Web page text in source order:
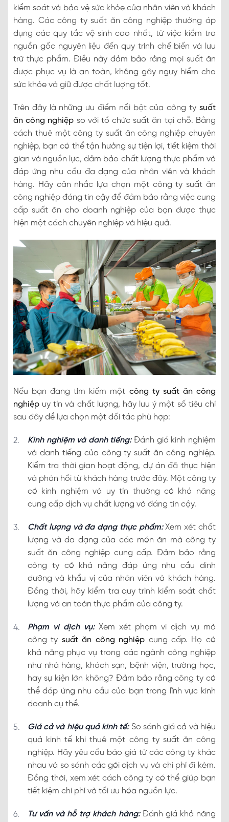
kiểm soát và bảo vệ sức khỏe của nhân viên và khách
hàng. Các công ty suất ăn công nghiệp thường áp
dụng các quy tắc vệ sinh cao nhất, từ việc kiểm tra
nguồn gốc nguyên liệu đến quy trình chế biến và lưu
trữ thực phẩm. Điều này đảm bảo rằng mọi suất ăn
được phục vụ là an toàn, không gây nguy hiểm cho
sức khỏe và giữ được chất lượng tốt.
Trên đây là những ưu điểm nổi bật của công ty suất
ăn công nghiệp so với tổ chức suất ăn tại chỗ. Bằng
cách thuê một công ty suất ăn công nghiệp chuyên
nghiệp, bạn có thể tận hưởng sự tiện lợi, tiết kiệm thời
gian và nguồn lực, đảm bảo chất lượng thực phẩm và
đáp ứng nhu cầu đa dạng của nhân viên và khách
hàng. Hãy cân nhắc lựa chọn một công ty suất ăn
công nghiệp đáng tin cậy để đảm bảo rằng việc cung
cấp suất ăn cho doanh nghiệp của bạn được thực
hiện một cách chuyên nghiệp và hiệu quả.
Nếu bạn đang tìm kiếm một công ty suất ăn công
nghiệp uy tín và chất lượng, hãy lưu ý một số tiêu chí
sau đây để lựa chọn một đối tác phù hợp:
Kinh nghiệm và danh tiếng:Đánh giá kinh nghiệm
và danh tiếng của công ty suất ăn công nghiệp.
Kiểm tra thời gian hoạt động, dự án đã thực hiện
và phản hồi từ khách hàng trước đây. Một công ty
có kinh nghiệm và uy tín thường có khả năng
cung cấp dịch vụ chất lượng và đáng tin cậy.
Chất lượng và đa dạng thực phẩm:Xem xét chất
lượng và đa dạng của các món ăn mà công ty
suất ăn công nghiệp cung cấp. Đảm bảo rằng
công ty có khả năng đáp ứng nhu cầu dinh
dưỡng và khẩu vị của nhân viên và khách hàng.
Đồng thời, hãy kiểm tra quy trình kiểm soát chất
lượng và an toàn thực phẩm của công ty.
Phạm vi dịch vụ:Xem xét phạm vi dịch vụ mà
công ty suất ăn công nghiệp cung cấp. Họ có
khả năng phục vụ trong các ngành công nghiệp
như nhà hàng, khách sạn, bệnh viện, trường học,
hay sự kiện lớn không? Đảm bảo rằng công ty có
thể đáp ứng nhu cầu của bạn trong lĩnh vực kinh
doanh cụ thể.
Giá cả và hiệu quả kinh tế:So sánh giá cả và hiệu
quả kinh tế khi thuê một công ty suất ăn công
nghiệp. Hãy yêu cầu báo giá từ các công ty khác
nhau và so sánh các gói dịch vụ và chi phí đi kèm.
Đồng thời, xem xét cách công ty có thể giúp bạn
tiết kiệm chi phí và tối ưu hóa nguồn lực.
Tư vấn và hỗ trợ khách hàng:Đánh giá khả năng